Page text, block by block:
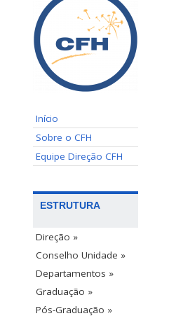
Início
Sobre o CFH
Equipe Direção CFH
ESTRUTURA
Direção »
Conselho Unidade »
Departamentos »
Graduação »
Pós-Graduação »